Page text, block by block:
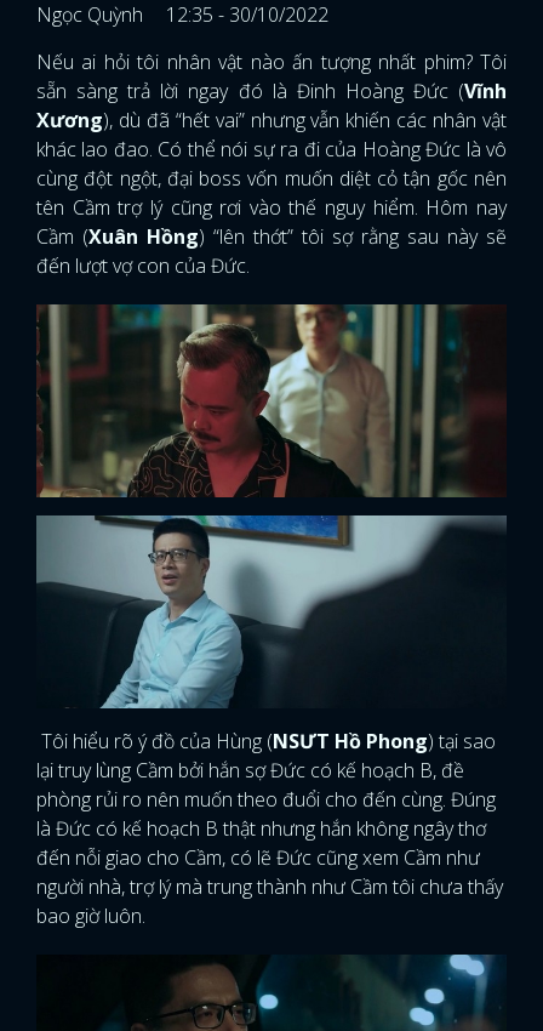
Ngọc Quỳnh
12:35 - 30/10/2022
Nếu ai hỏi tôi nhân vật nào ấn tượng nhất phim? Tôi
sẵn sàng trả lời ngay đó là Đinh Hoàng Đức (Vĩnh
Xương), dù đã “hết vai” nhưng vẫn khiến các nhân vật
khác lao đao. Có thể nói sự ra đi của Hoàng Đức là vô
cùng đột ngột, đại boss vốn muốn diệt cỏ tận gốc nên
tên Cầm trợ lý cũng rơi vào thế nguy hiểm. Hôm nay
Cầm (Xuân Hồng) “lên thớt” tôi sợ rằng sau này sẽ
đến lượt vợ con của Đức.
Tôi hiểu rõ ý đồ của Hùng (NSƯT Hồ Phong) tại sao
lại truy lùng Cầm bởi hắn sợ Đức có kế hoạch B, đề
phòng rủi ro nên muốn theo đuổi cho đến cùng. Đúng
là Đức có kế hoạch B thật nhưng hắn không ngây thơ
đến nỗi giao cho Cầm, có lẽ Đức cũng xem Cầm như
người nhà, trợ lý mà trung thành như Cầm tôi chưa thấy
bao giờ luôn.